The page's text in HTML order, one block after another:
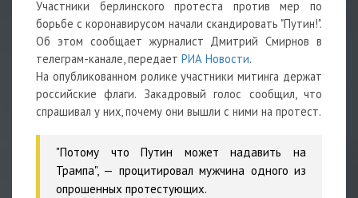
Участники берлинского протеста против мер по
борьбе с коронавирусом начали скандировать "Путин!".
Об этом сообщает журналист Дмитрий Смирнов в
телеграм-канале, передает РИА Новости.
На опубликованном ролике участники митинга держат
российские флаги. Закадровый голос сообщил, что
спрашивал у них, почему они вышли с ними на протест.
"Потому что Путин может надавить на
Трампа", — процитировал мужчина одного из
опрошенных протестующих.